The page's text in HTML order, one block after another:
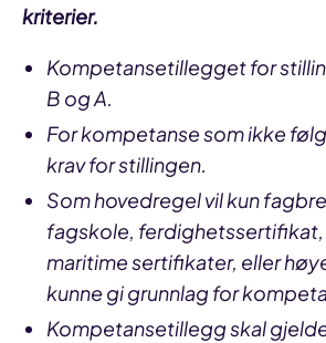
kriterier.
Kompetansetillegget for
B og A.
For kompetanse som ikke
krav for stillingen.
Som hovedregel vil kun
fagskole, ferdighetssertifikat,
maritime sertifikater, eller
kunne gi grunnlag for
Kompetansetillegg skal